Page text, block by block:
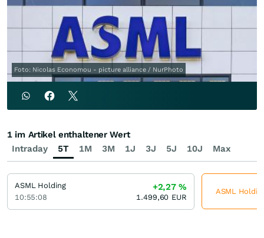
Foto: Nicolas Economou - picture alliance / NurPhoto
Intraday 5T 1M 3M 1J 3J 5J 10J Max
1 im Artikel enthaltener Wert
ASML Holding
10:55:08
+2,27%
1.499,60 EUR
ASML